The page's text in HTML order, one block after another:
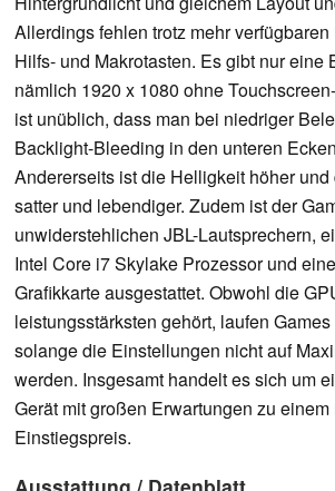
Allerdings fehlen trotz mehr
Hilfs- und Makrotasten. Es gibt nur eine
nämlich 1920 x 1080 ohne
ist unüblich, dass man bei niedriger
Backlight-Bleeding in den unteren
Andererseits ist die Helligkeit höher
satter und lebendiger. Zudem ist der
unwiderstehlichen JBL-Lautsprechern,
Intel Core i7 Skylake Prozessor und
Grafikkarte ausgestattet. Obwohl die
leistungsstärksten gehört, laufen
solange die Einstellungen nicht auf
werden. Insgesamt handelt es sich um
Gerät mit großen Erwartungen zu
Einstiegspreis.